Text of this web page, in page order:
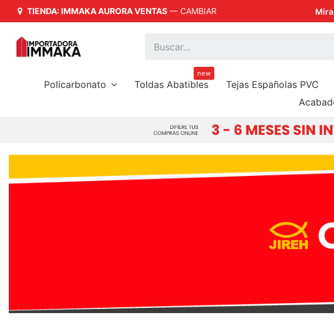
TIENDA: IMMAKA AURORA VENTAS — CAMBIAR
y Distribución a Nivel Nacional
Policarbonato Toldas Abatibles
new
Tejas Españolas PVC